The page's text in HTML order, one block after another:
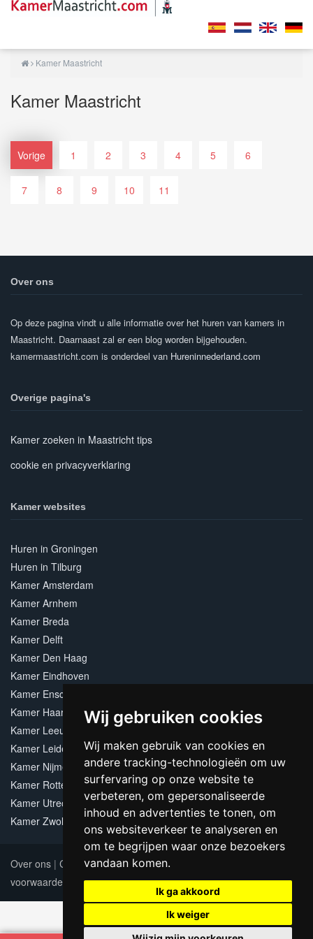
Wij gebruiken cookies
Wij maken gebruik van cookies en
andere tracking-technologieën om uw
surfervaring op onze website te
verbeteren, om gepersonaliseerde
inhoud en advertenties te tonen, om
ons websiteverkeer te analyseren en
om te begrijpen waar onze bezoekers
vandaan komen.
Ik ga akkoord
Ik weiger
Kamer Maastricht
Kamer Maastricht
Vorige 1 2 3 4 5 6
7 8 9 10 11
Over ons
Op deze pagina vindt u alle informatie over het huren van kamers in
Maastricht. Daarnaast zal er een blog worden bijgehouden.
kamermaastricht.com is onderdeel van Hureninnederland.com
Overige pagina's
Kamer zoeken in Maastricht tips
cookie en privacyverklaring
Kamer websites
Huren in Groningen
Huren in Tilburg
Kamer Amsterdam
Kamer Arnhem
Kamer Breda
Kamer Delft
Kamer Den Haag
Kamer Eindhoven
Kamer Enschede
Kamer Haarlem
Kamer Leeuwarden
Kamer Leiden
Kamer Nijmegen
Kamer Rotterdam
Kamer Utrecht
Kamer Zwolle
Over ons | Contact|Adverteren|Sitemap
voorwaarden
Update cookies preferences